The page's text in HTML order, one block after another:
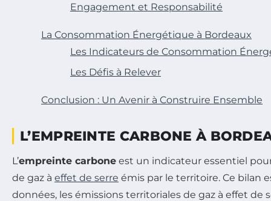
Engagement et Responsabilité
La Consommation Énergétique à Bordeaux
Les Indicateurs de Consommation
Les Défis à Relever
Conclusion : Un Avenir à Construire Ensemble
L’EMPREINTE CARBONE À
L’empreinte carbone est un indicateur essentiel
de gaz à effet de serre émis par le territoire. Ce bilan
données, les émissions territoriales de gaz à effet de